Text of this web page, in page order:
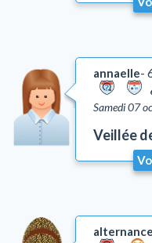
annaelle
Samedi 07
Veillée
alternance